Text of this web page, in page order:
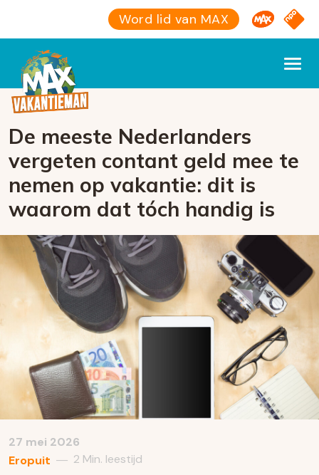
Word lid van MAX Omroep
NPO
De meeste Nederlanders
vergeten contant geld mee te
nemen op vakantie: dit is
waarom dat tóch handig is
27 mei 2026
Eropuit — 2 Min. leestijd